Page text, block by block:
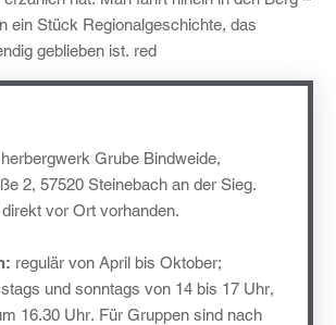
ein Stück Regionalgeschichte, das
geblieben ist. red
Grube Bindweide,
2, 57520 Steinebach an der Sieg.
vor Ort vorhanden.
regulär von April bis Oktober;
und sonntags von 14 bis 17 Uhr,
16.30 Uhr. Für Gruppen sind nach